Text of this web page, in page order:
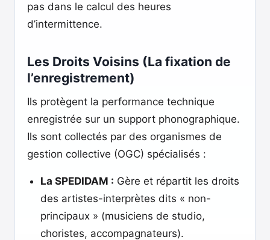
pas dans le calcul des heures
d’intermittence.
Les Droits Voisins (La fixation de
l’enregistrement)
Ils protègent la performance technique
enregistrée sur un support phonographique.
Ils sont collectés par des organismes de
gestion collective (OGC) spécialisés :
La SPEDIDAM : Gère et répartit les droits
des artistes-interprètes dits « non-
principaux » (musiciens de studio,
choristes, accompagnateurs).